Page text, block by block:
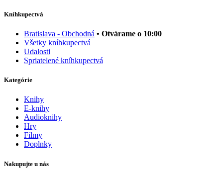
Kníhkupectvá
Bratislava - Obchodná • Otvárame o 10:00
Všetky kníhkupectvá
Udalosti
Spriatelené kníhkupectvá
Kategórie
Knihy
E-knihy
Audioknihy
Hry
Filmy
Doplnky
Nakupujte u nás